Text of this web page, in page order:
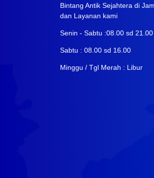
Bintang Antik Sejahtera di
dan Layanan kami
Senin - Sabtu :08.00 sd 21.00
Sabtu : 08.00 sd 16.00
Minggu / Tgl Merah : Libur